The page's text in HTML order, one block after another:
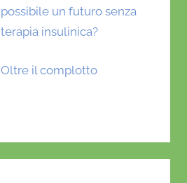
possibile un futuro senza
terapia insulinica?
Oltre il complotto